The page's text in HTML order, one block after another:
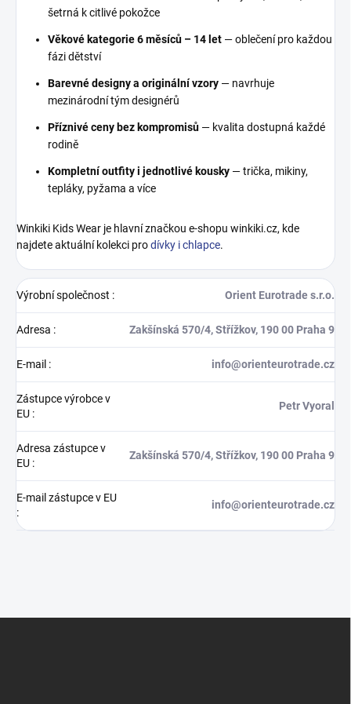
šetrná k citlivé pokožce
Věkové kategorie 6 měsíců – 14 let — oblečení pro každou
fázi dětství
Barevné designy a originální vzory — navrhuje
mezinárodní tým designérů
Příznivé ceny bez kompromisů — kvalita dostupná každé
rodině
Kompletní outfity i jednotlivé kousky — trička, mikiny,
tepláky, pyžama a více
Winkiki Kids Wear je hlavní značkou e-shopu winkiki.cz, kde
najdete aktuální kolekci prodívky i chlapce.
Výrobní společnost : Orient Eurotrade s.r.o.
Adresa : Zakšínská 570/4, Střížkov, 190 00 Praha 9
E-mail : info@orienteurotrade.cz
Zástupce výrobce v
EU :
Petr Vyoral
Adresa zástupce v
EU :
Zakšínská 570/4, Střížkov, 190 00 Praha 9
E-mail zástupce v EU
:
info@orienteurotrade.cz